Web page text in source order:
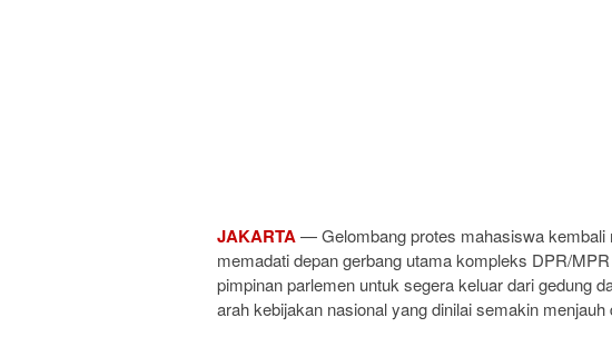
JAKARTA— Gelombang protes mahasiswa kembali
memadati depan gerbang utama kompleks DPR/
pimpinan parlemen untuk segera keluar dari gedung
arah kebijakan nasional yang dinilai semakin